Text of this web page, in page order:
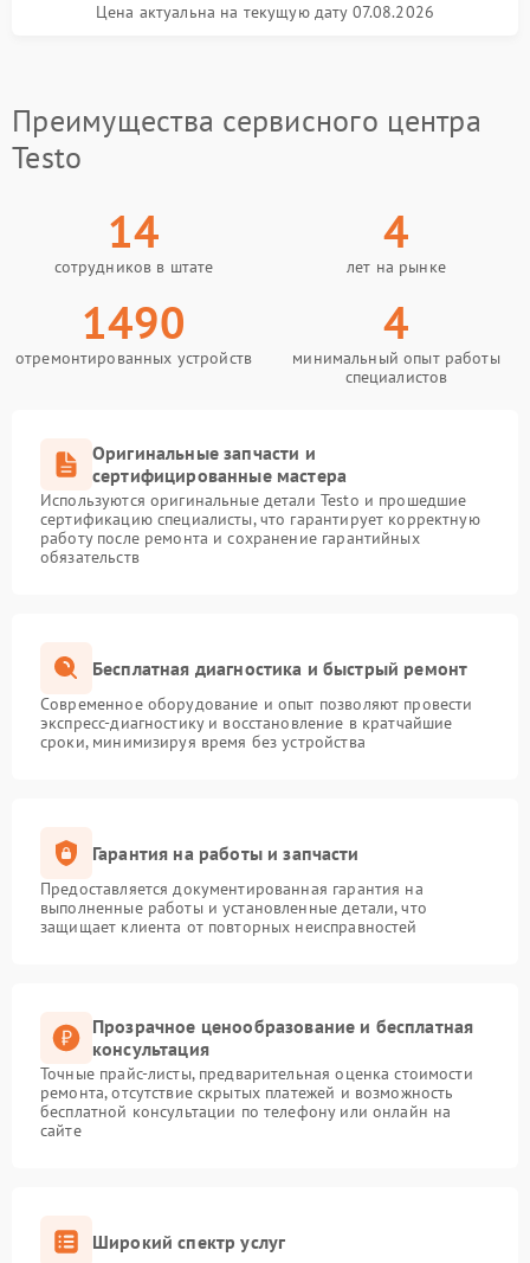
Цена актуальна на текущую дату 07.08.2026
Преимущества сервисного центра
Testo
14
сотрудников в штате
4
лет на рынке
1490
отремонтированных устройств
4
минимальный опыт работы
специалистов
Оригинальные запчасти и
сертифицированные мастера
Используются оригинальные детали Testo и прошедшие
сертификацию специалисты, что гарантирует корректную
работу после ремонта и сохранение гарантийных
обязательств
Бесплатная диагностика и быстрый ремонт
Современное оборудование и опыт позволяют провести
экспресс-диагностику и восстановление в кратчайшие
сроки, минимизируя время без устройства
Гарантия на работы и запчасти
Предоставляется документированная гарантия на
выполненные работы и установленные детали, что
защищает клиента от повторных неисправностей
Прозрачное ценообразование и бесплатная
консультация
Точные прайс-листы, предварительная оценка стоимости
ремонта, отсутствие скрытых платежей и возможность
бесплатной консультации по телефону или онлайн на
сайте
Широкий спектр услуг